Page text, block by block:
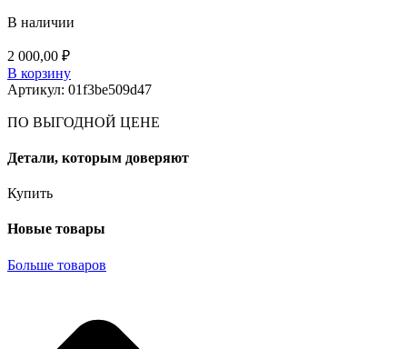
В наличии
2 000,00 ₽
В корзину
Артикул: 01f3be509d47
ПО ВЫГОДНОЙ ЦЕНЕ
Детали, которым доверяют
Купить
Новые товары
Больше товаров